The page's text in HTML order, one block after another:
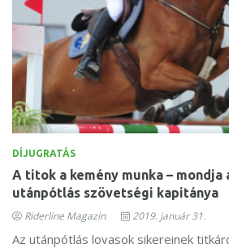
DÍJUGRATÁS
A titok a kemény munka –
utánpótlás szövetségi kapitánya
Riderline Magazin 2019. január 31.
Az utánpótlás lovasok sikereinek